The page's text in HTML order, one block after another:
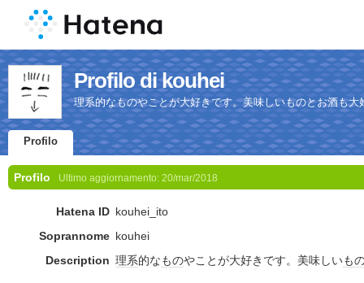
Profilo di kouhei
理系的なものやことが大好きです。美味しいものとお酒も大
Profilo
Profilo Ultimo aggiornamento: 20/mar/2018
Hatena ID kouhei_ito
Soprannome kouhei
Description 理系的なものやことが大好きです。美味しいも